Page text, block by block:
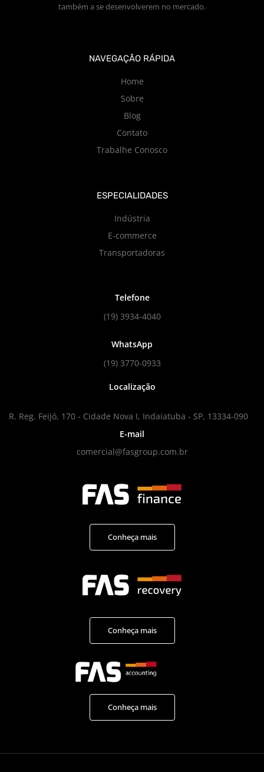
também a se desenvolverem no mercado.
NAVEGAÇÃO RÁPIDA
Home
Sobre
Blog
Contato
Trabalhe Conosco
ESPECIALIDADES
Indústria
E-commerce
Transportadoras
Telefone
(19) 3934-4040
WhatsApp
(19) 3770-0933
Localização
R. Reg. Feijó, 170 - Cidade Nova I, Indaiatuba - SP, 13334-090
E-mail
comercial@fasgroup.com.br
Conheça mais
Conheça mais
Conheça mais